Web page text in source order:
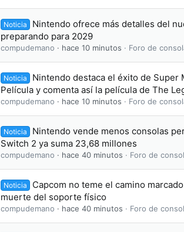
Noticia
Nintendo ofrece más detalles del
preparando para 2029
compudemano hace 10 minutos Foro de
Noticia
Nintendo destaca el éxito de Super
Película y comenta así la película de The
compudemano hace 10 minutos Foro de
Noticia
Nintendo vende menos consolas
Switch 2 ya suma 23,68 millones
compudemano hace 40 minutos Foro de
Noticia
Capcom no teme el camino
muerte del soporte físico
compudemano hace 40 minutos Foro de